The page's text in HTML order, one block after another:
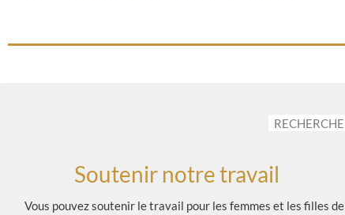
Soutenir notre travail
Vous pouvez soutenir le travail pour les femmes et les filles de